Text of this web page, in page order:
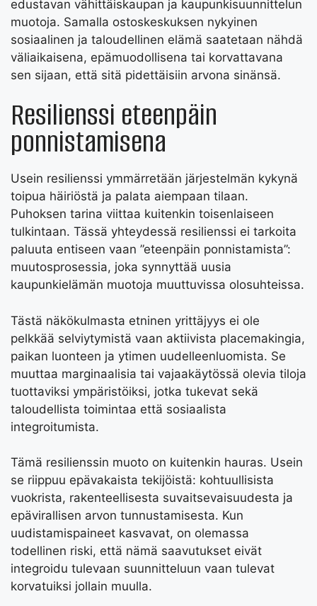
edustavan vähittäiskaupan ja kaupunkisuunnittelun
muotoja. Samalla ostoskeskuksen nykyinen
sosiaalinen ja taloudellinen elämä saatetaan nähdä
väliaikaisena, epämuodollisena tai korvattavana
sen sijaan, että sitä pidettäisiin arvona sinänsä.
Resilienssi eteenpäin
ponnistamisena
Usein resilienssi ymmärretään järjestelmän kykynä
toipua häiriöstä ja palata aiempaan tilaan.
Puhoksen tarina viittaa kuitenkin toisenlaiseen
tulkintaan. Tässä yhteydessä resilienssi ei tarkoita
paluuta entiseen vaan ”eteenpäin ponnistamista”:
muutosprosessia, joka synnyttää uusia
kaupunkielämän muotoja muuttuvissa olosuhteissa.
Tästä näkökulmasta etninen yrittäjyys ei ole
pelkkää selviytymistä vaan aktiivista placemakingia,
paikan luonteen ja ytimen uudelleenluomista. Se
muuttaa marginaalisia tai vajaakäytössä olevia tiloja
tuottaviksi ympäristöiksi, jotka tukevat sekä
taloudellista toimintaa että sosiaalista
integroitumista.
Tämä resilienssin muoto on kuitenkin hauras. Usein
se riippuu epävakaista tekijöistä: kohtuullisista
vuokrista, rakenteellisesta suvaitsevaisuudesta ja
epävirallisen arvon tunnustamisesta. Kun
uudistamispaineet kasvavat, on olemassa
todellinen riski, että nämä saavutukset eivät
integroidu tulevaan suunnitteluun vaan tulevat
korvatuiksi jollain muulla.